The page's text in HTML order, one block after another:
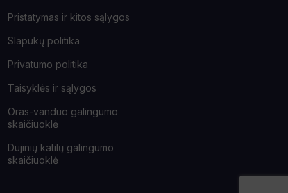
Pristatymas ir kitos sąlygos
Slapukų politika
Privatumo politika
Taisyklės ir sąlygos
Oras-vanduo galingumo
skaičiuoklė
Dujinių katilų galingumo
skaičiuoklė